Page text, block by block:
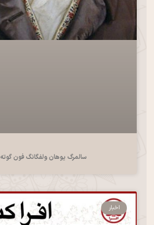
سالمرگ یوهان ولفگانگ فون گوته
اخبار